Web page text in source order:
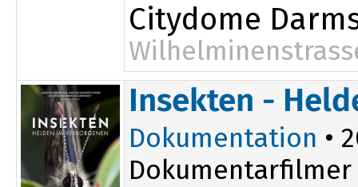
Citydome
Insekten -
Dokumentation •